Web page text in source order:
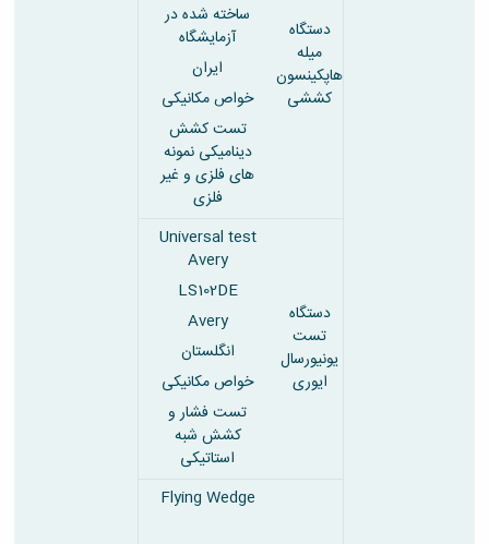
دستگاه
میله
هاپکینسون
کششی
ساخته شده در
آزمایشگاه
ایران
خواص مکانیکی
تست کشش
دینامیکی نمونه
های فلزی و غیر
فلزی
دستگاه
تست
یونیورسال
ایوری
Universal test
Avery
LS102DE
Avery
انگلستان
خواص مکانیکی
تست فشار و
کشش شبه
استاتیکی
Flying Wedge